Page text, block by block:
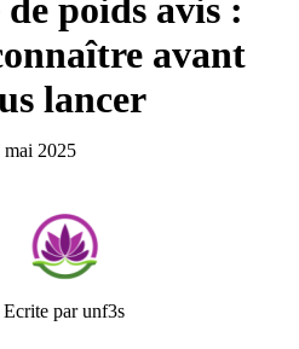
poids avis :
avant
lancer
mai 2025
Ecrite par unf3s